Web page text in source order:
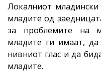
Локалниот младински
младите од
за проблемите на
младите ги имаат,
нивниот глас и да
младите.